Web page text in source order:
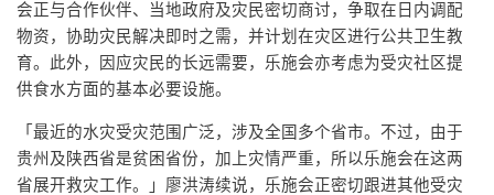
会正与合作伙伴、当地政府及灾民密切商讨，争取在日内调配
物资，协助灾民解决即时之需，并计划在灾区进行公共卫生教
育。此外，因应灾民的长远需要，乐施会亦考虑为受灾社区提
供食水方面的基本必要设施。
「最近的水灾受灾范围广泛，涉及全国多个省市。不过，由于
贵州及陕西省是贫困省份，加上灾情严重，所以乐施会在这两
省展开救灾工作。」廖洪涛续说，乐施会正密切跟进其他受灾